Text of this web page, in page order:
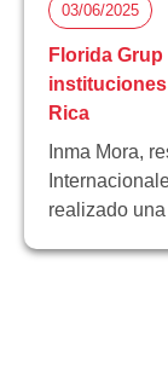
03/06/2025
Florida
Rica
Inma Mora,
realizado